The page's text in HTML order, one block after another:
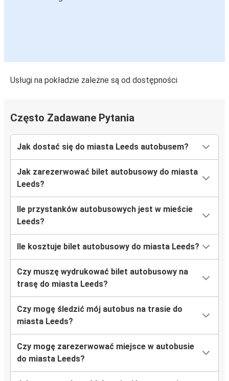
Leeds
Port lotniczy Londyn Heathrow (LHR)
Glasgow
Leeds
Northampton
Leeds
Cardiff
Cardiff
Leeds
Aberdeen
Leeds
Usługi na pokładzie zależne są od dostępności
Często Zadawane Pytania
Jak dostać się do miasta Leeds autobusem?
Jak zarezerwować bilet autobusowy do miasta
Leeds?
Ile przystanków autobusowych jest w mieście
Leeds?
Ile kosztuje bilet autobusowy do miasta Leeds?
Czy muszę wydrukować bilet autobusowy na
trasę do miasta Leeds?
Czy mogę śledzić mój autobus na trasie do
miasta Leeds?
Czy mogę zarezerwować miejsce w autobusie
do miasta Leeds?